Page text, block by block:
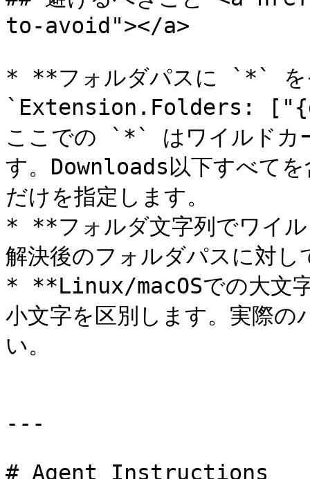
to-avoid"></a>
* **フォルダパスに `*` を
`Extension.Folders:
ここでの `*` はワイルドカ
す。Downloads以下すべて
だけを指定します。
* **フォルダ文字列でワイ
解決後のフォルダパスに対
* **Linux/macOSでの大文
小文字を区別します。実際の
い。
---
# Agent Instructions